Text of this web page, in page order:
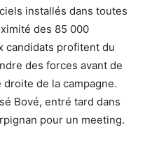
installés dans toutes
des 85 000
candidats profitent du
des forces avant de
de la campagne.
Bové, entré tard dans
pour un meeting.